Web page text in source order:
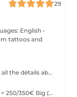
29
We offer the study with clients to work out all the détails about their tattoo.
Little (10cm) = 150/200€ Médium (15/20cm) = 250/350€ Big (25cm/+) = start at 400€ Custom quotes per project! The prices vary depending on the complexity of the design as well as the área to be tattoed!